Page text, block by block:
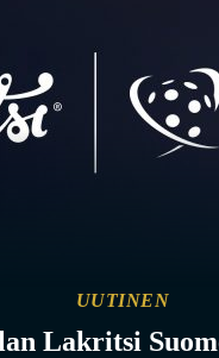
UUTINEN
Lakritsi